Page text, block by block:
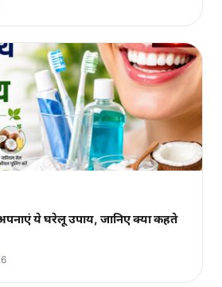
ये घरेलू उपाय, जानिए क्या कहते